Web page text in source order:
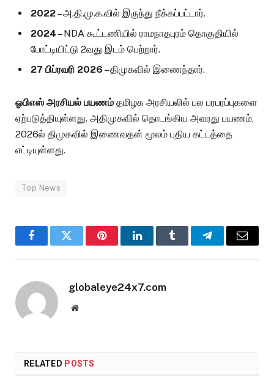
2022– அ.தி.மு.க.வில் இருந்து நீக்கப்பட்டார்.
2024 – NDA கூட்டணியில் ராமநாதபுரம் தொகுதியில்
போட்டியிட்டு 2வது இடம் பெற்றார்.
27 பிப்ரவரி 2026 – திமுகவில் இணைந்தார்.
ஓபிஎஸ் அரசியல் பயணம் தமிழக அரசியலில் பல பரபரப்புகளை
ஏற்படுத்தியுள்ளது. அதிமுகவில் தொடங்கிய அவரது பயணம்,
2026ல் திமுகவில் இணைவதன் மூலம் புதிய கட்டத்தை
எட்டியுள்ளது.
Top News
FacebookTwitter PinterestLinkedInTumblr TelegramEmail
globaleye24x7.com
Website
RELATED POSTS